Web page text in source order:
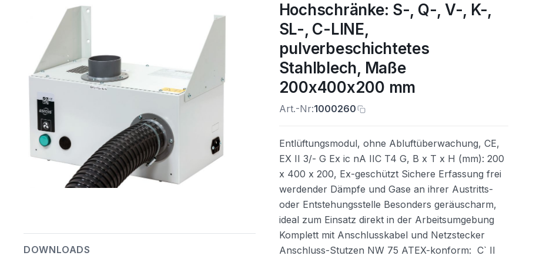
DOWNLOADS
Hochschränke: S-, Q-, V-, K-,
SL-, C-LINE,
pulverbeschichtetes
Stahlblech, Maße
200x400x200 mm
Art.-Nr:1000260
Entlüftungsmodul, ohne Abluftüberwachung, CE,
EX II 3/- G Ex ic nA IIC T4 G, B x T x H (mm): 200
x 400 x 200, Ex-geschützt Sichere Erfassung frei
werdender Dämpfe und Gase an ihrer Austritts-
oder Entstehungsstelle Besonders geräuscharm,
ideal zum Einsatz direkt in der Arbeitsumgebung
Komplett mit Anschlusskabel und Netzstecker
Anschluss-Stutzen NW 75 ATEX-konform: C` II